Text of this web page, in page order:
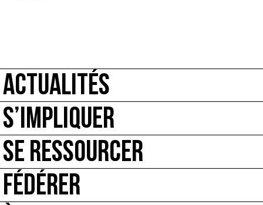
ACTUALITÉS
S’IMPLIQUER
SE RESSOURCER
FÉDÉRER